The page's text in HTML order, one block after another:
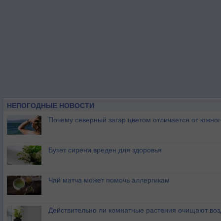
НЕПОГОДНЫЕ НОВОСТИ
Почему северный загар цветом отличается от
Букет сирени вреден для здоровья
Чай матча может помочь аллергикам
Действительно ли комнатные растения очищают